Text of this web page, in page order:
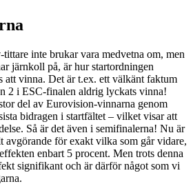
inte brukar vara medvetna om, men
järnkoll på, är hur startordningen
att vinna. Det är t.ex. ett välkänt faktum
2 i ESC-finalen aldrig lyckats vinna!
del av Eurovision-vinnarna genom
bidragen i startfältet – vilket visar att
Så är det även i semifinalerna! Nu är
avgörande för exakt vilka som går vidare,
enbart 5 procent. Men trots denna
signifikant och är därför något som vi